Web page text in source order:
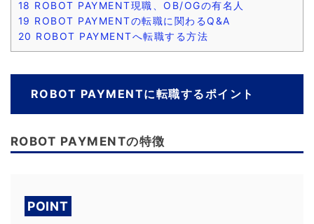
18 ROBOT PAYMENT現職、OB/OGの有名人
19 ROBOT PAYMENTの転職に関わるQ&A
20 ROBOT PAYMENTへ転職する方法
ROBOT PAYMENTに転職するポイント
ROBOT PAYMENTの特徴
POINT